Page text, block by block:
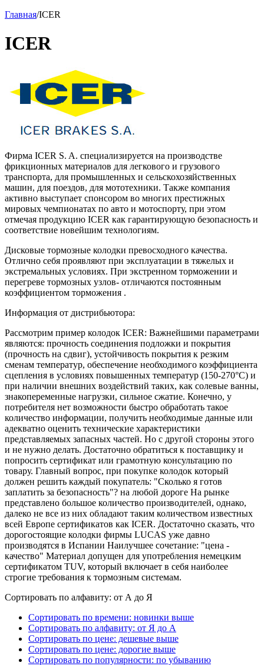
Главная/ICER
ICER
Фирма ICER S. A. специализируется на производстве
фрикционных материалов для легкового и грузового
транспорта, для промышленных и сельскохозяйственных
машин, для поездов, для мототехники. Также компания
активно выступает спонсором во многих престижных
мировых чемпионатах по авто и мотоспорту, при этом
отмечая продукцию ICER как гарантирующую безопасность и
соответствие новейшим технологиям.
Дисковые тормозные колодки превосходного качества.
Отлично себя проявляют при эксплуатации в тяжелых и
экстремальных условиях. При экстренном торможении и
перегреве тормозных узлов- отличаются постоянным
коэффициентом торможения .
Информация от дистрибьютора:
Рассмотрим пример колодок ICER: Важнейшими параметрами
являются: прочность соединения подложки и покрытия
(прочность на сдвиг), устойчивость покрытия к резким
сменам температур, обеспечение необходимого коэффициента
сцепления в условиях повышенных температур (150-270°С) и
при наличии внешних воздействий таких, как солевые ванны,
знакопеременные нагрузки, сильное сжатие. Конечно, у
потребителя нет возможности быстро обработать такое
количество информации, получить необходимые данные или
адекватно оценить технические характеристики
представляемых запасных частей. Но с другой стороны этого
и не нужно делать. Достаточно обратиться к поставщику и
попросить сертификат или грамотную консультацию по
товару. Главный вопрос, при покупке колодок который
должен решить каждый покупатель: "Сколько я готов
заплатить за безопасность"? на любой дороге На рынке
представлено большое количество производителей, однако,
далеко не все из них обладают таким количеством известных
всей Европе сертификатов как ICER. Достаточно сказать, что
дорогостоящие колодки фирмы LUCAS уже давно
производятся в Испании Наилучшее сочетание: "цена -
качество" Материал допущен для употребления немецким
сертификатом TUV, который включает в себя наиболее
строгие требования к тормозным системам.
Сортировать по алфавиту: от А до Я
Сортировать по времени: новинки выше
Сортировать по алфавиту: от Я до А
Сортировать по цене: дешевые выше
Сортировать по цене: дорогие выше
Сортировать по популярности: по убыванию